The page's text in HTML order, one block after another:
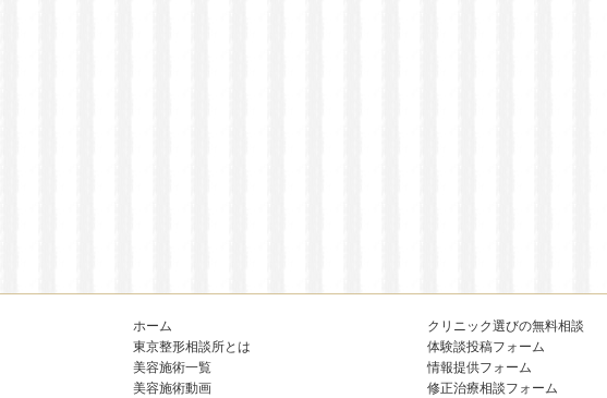
ホーム
東京整形相談所とは
美容施術一覧
美容施術動画
クリニック選びの無料相談
体験談投稿フォーム
情報提供フォーム
修正治療相談フォーム